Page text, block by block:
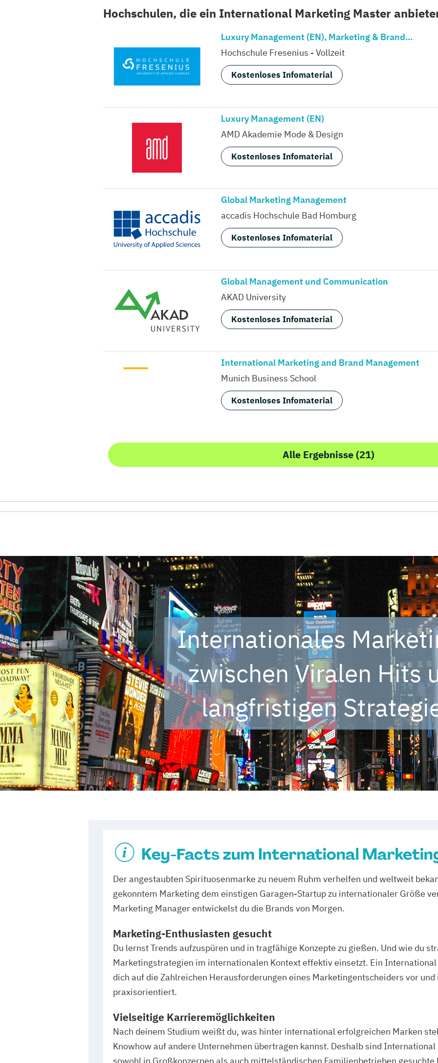
Hochschulen, die ein International Marketing Master
Luxury Management (EN), Marketing & Brand...
Hochschule Fresenius - Vollzeit
Kostenloses Infomaterial
Luxury Management (EN)
AMD Akademie Mode & Design
Kostenloses Infomaterial
Global Marketing Management
accadis Hochschule Bad Homburg
Kostenloses Infomaterial
Global Management und Communication
AKAD University
Kostenloses Infomaterial
International Marketing and Brand Management
Munich Business School
Kostenloses Infomaterial
Alle Ergebnisse (21)
Internationales
zwischen Viralen Hits
langfristigen
Key-Facts zum International
Der angestaubten Spirituosenmarke zu neuem Ruhm verhelfen und weltweit
gekonntem Marketing dem einstigen Garagen-Startup zu internationaler Größe
Marketing Manager entwickelst du die Brands von Morgen.
Marketing-Enthusiasten gesucht
Du lernst Trends aufzuspüren und in tragfähige Konzepte zu gießen. Und wie du
Marketingstrategien im internationalen Kontext effektiv einsetzt. Ein
dich auf die Zahlreichen Herausforderungen eines Marketingentscheiders vor
praxisorientiert.
Vielseitige Karrieremöglichkeiten
Nach deinem Studium weißt du, was hinter international erfolgreichen Marken
Knowhow auf andere Unternehmen übertragen kannst. Deshalb sind
sowohl in Großkonzernen als auch mittelständischen Familienbetrieben gesuchte